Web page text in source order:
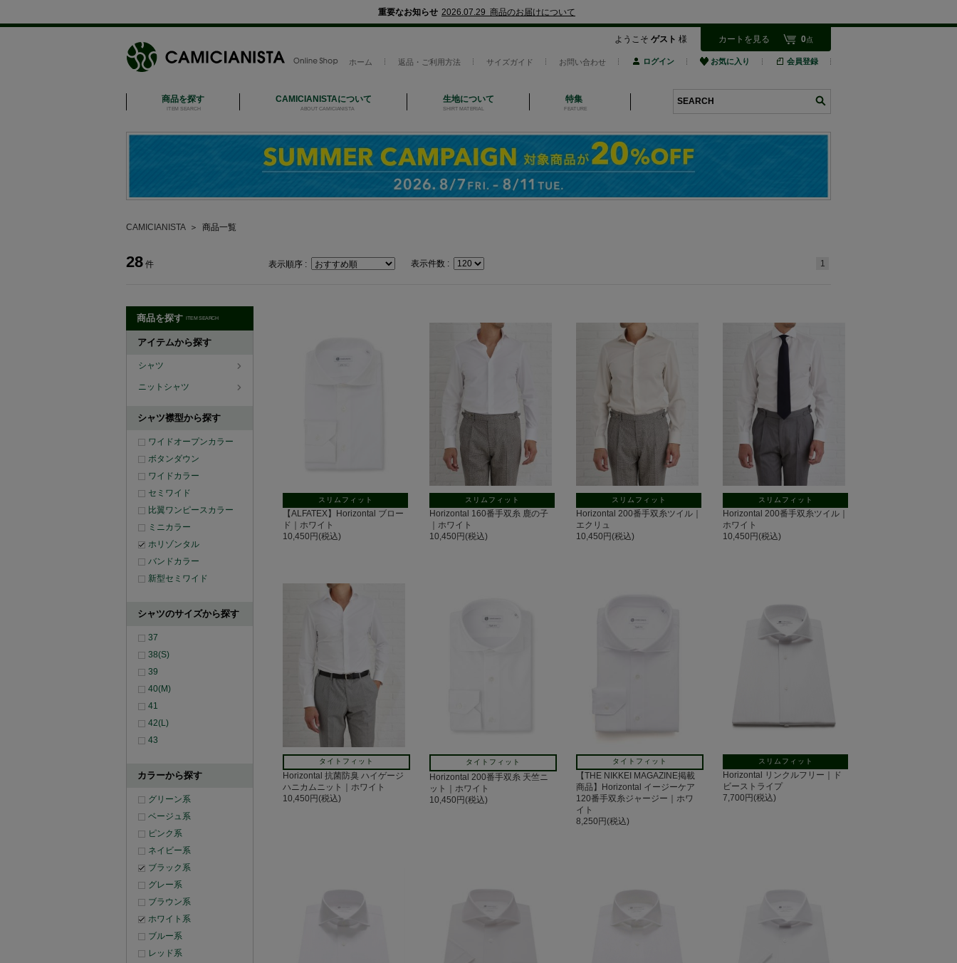
重要なお知らせ 2026.07.29 商品のお届けについて
ようこそ ゲスト 様 カートを見る 0点
ホーム 返品・ご利用方法 サイズガイド お問い合わせ ログイン お気に入り 会員登録
商品を探す
ITEM SEARCH
CAMICIANISTAについて
ABOUT CAMICIANISTA
生地について
SHIRT MATERIAL
特集
FEATURE
CAMICIANISTA＞ 商品一覧
28 件 表示順序 : 表示件数 : 1
商品を探す ITEM SEARCH
アイテムから探す
シャツ
ニットシャツ
シャツ襟型から探す
ワイドオープンカラー
ボタンダウン
ワイドカラー
セミワイド
比翼ワンピースカラー
ミニカラー
ホリゾンタル
バンドカラー
新型セミワイド
シャツのサイズから探す
37
38(S)
39
40(M)
41
42(L)
43
カラーから探す
グリーン系
ベージュ系
ピンク系
ネイビー系
ブラック系
グレー系
ブラウン系
ホワイト系
ブルー系
レッド系
スリムフィット
【ALFATEX】Horizontal ブロー
ド｜ホワイト
10,450円(税込)
スリムフィット
Horizontal 160番手双糸 鹿の子
｜ホワイト
10,450円(税込)
スリムフィット
Horizontal 200番手双糸ツイル｜
エクリュ
10,450円(税込)
スリムフィット
Horizontal 200番手双糸ツイル｜
ホワイト
10,450円(税込)
タイトフィット
Horizontal 抗菌防臭 ハイゲージ
ハニカムニット｜ホワイト
10,450円(税込)
タイトフィット
Horizontal 200番手双糸 天竺ニ
ット｜ホワイト
10,450円(税込)
タイトフィット
【THE NIKKEI MAGAZINE掲載
商品】Horizontal イージーケア
120番手双糸ジャージー｜ホワ
イト
8,250円(税込)
スリムフィット
Horizontal リンクルフリー｜ド
ビーストライプ
7,700円(税込)